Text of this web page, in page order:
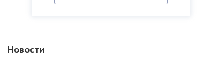
Новости